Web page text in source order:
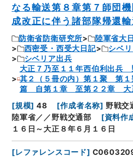
なる輸送第８章第７師団
成改正に伴う諸部隊帰還輸
防衛省防衛研究所
陸軍省大
西密受・西受大日記
シベ
シベリア出兵
大正７乃至１１年西伯利出兵
其２（５冊の内）第１聚 第
篇 自第１章 至第２２章 大
[規模] 48 [作成者名称] 野戦交
陸軍省／／野戦交通部
[資料作
１６日～大正８年６月１６日
[レファレンスコード]